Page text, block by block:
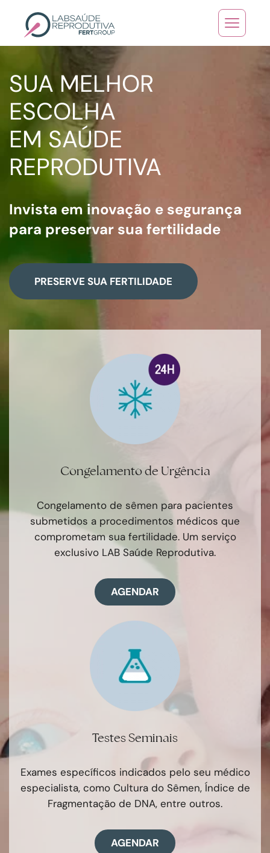
Skip to main content
SUA MELHOR
ESCOLHA
EM SAÚDE
REPRODUTIVA
Invista em inovação e segurança
para preservar sua fertilidade
PRESERVE SUA FERTILIDADE
Congelamento de Urgência
Congelamento de sêmen para pacientes
submetidos a procedimentos médicos que
comprometam sua fertilidade. Um serviço
exclusivo LAB Saúde Reprodutiva.
AGENDAR
Testes Seminais
Exames específicos indicados pelo seu médico
especialista, como Cultura do Sêmen, Índice de
Fragmentação de DNA, entre outros.
AGENDAR